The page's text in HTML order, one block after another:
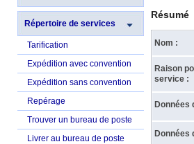
Répertoire de services
Tarification
Expédition avec convention
Expédition sans convention
Repérage
Trouver un bureau de poste
Livrer au bureau de poste
Résumé
Nom :
Raison
service :
Données
Données